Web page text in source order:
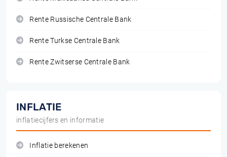
Rente Russische Centrale Bank
Rente Turkse Centrale Bank
Rente Zwitserse Centrale Bank
INFLATIE
inflatiecijfers en informatie
Inflatie berekenen